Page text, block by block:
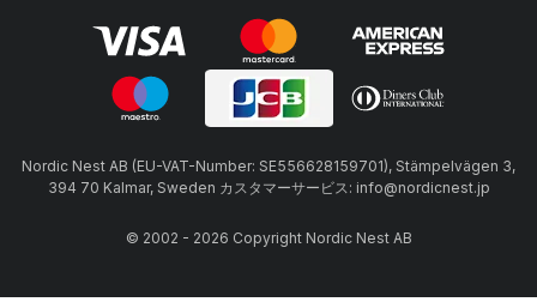
Nordic Nest AB (EU-VAT-Number: SE556628159701), Stämpelvägen 3,
394 70 Kalmar, Sweden カスタマーサービス: info@nordicnest.jp
© 2002 - 2026 Copyright Nordic Nest AB